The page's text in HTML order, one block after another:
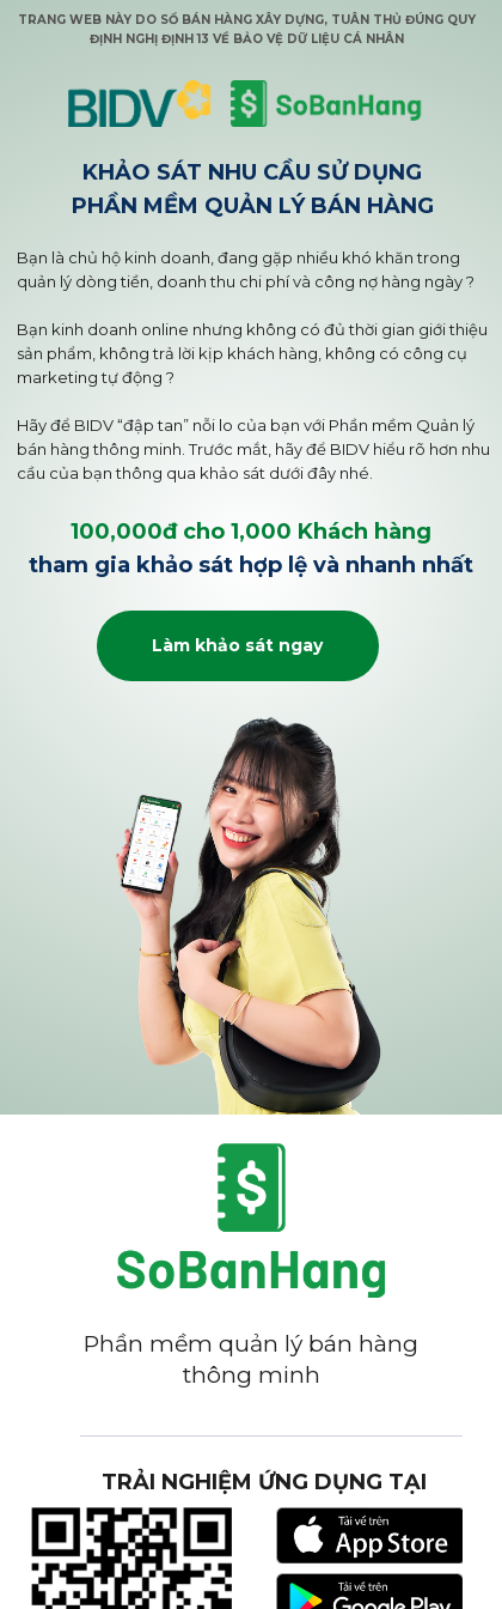
KHẢO SÁT NHU CẦU SỬ DỤNG
PHẦN MỀM QUẢN LÝ BÁN HÀNG
Bạn là chủ hộ kinh doanh, đang gặp nhiều khó khăn trong
quản lý dòng tiền, doanh thu chi phí và công nợ hàng ngày ?
Bạn kinh doanh online nhưng không có đủ thời gian giới thiệu
sản phẩm, không trả lời kịp khách hàng, không có công cụ
marketing tự động ?
Hãy để BIDV “đập tan” nỗi lo của bạn với Phần mềm Quản lý
bán hàng thông minh. Trước mắt, hãy để BIDV hiểu rõ hơn nhu
cầu của bạn thông qua khảo sát dưới đây nhé.
Làm khảo sát ngay
100,000đ cho 1,000 Khách hàng
tham gia khảo sát hợp lệ và nhanh nhất
TRANG WEB NÀY DO SỔ BÁN HÀNG XÂY DỰNG, TUÂN THỦ ĐÚNG QUY
ĐỊNH NGHỊ ĐỊNH 13 VỀ BẢO VỆ DỮ LIỆU CÁ NHÂN
Phần mềm quản lý bán hàng
thông minh
TRẢI NGHIỆM ỨNG DỤNG TẠI